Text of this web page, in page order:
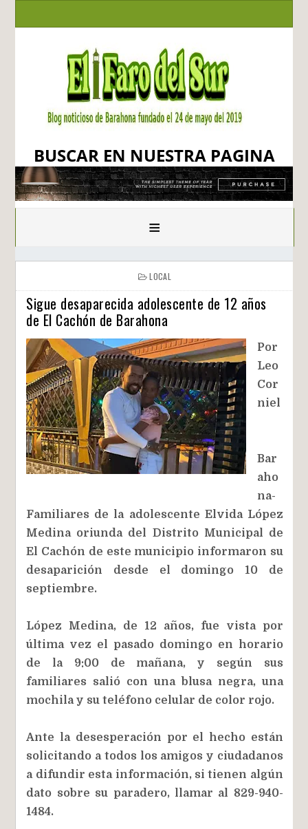
BUSCAR EN NUESTRA PAGINA
≡
LOCAL
Sigue desaparecida adolescente de 12 años
de El Cachón de Barahona
Por
Leo
Cor
niel
Bar
aho
na-
Familiares de la adolescente Elvida López
Medina oriunda del Distrito Municipal de
El Cachón de este municipio informaron su
desaparición desde el domingo 10 de
septiembre.
López Medina, de 12 años, fue vista por
última vez el pasado domingo en horario
de la 9:00 de mañana, y según sus
familiares salió con una blusa negra, una
mochila y su teléfono celular de color rojo.
Ante la desesperación por el hecho están
solicitando a todos los amigos y ciudadanos
a difundir esta información, si tienen algún
dato sobre su paradero, llamar al 829-940-
1484.